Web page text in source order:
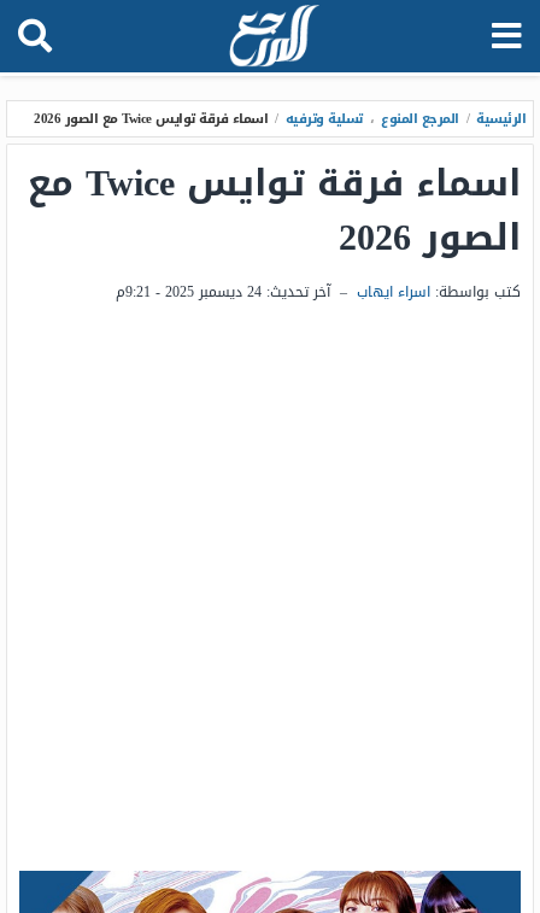
الرئيسية / المرجع المنوع ، تسلية وترفيه / اسماء فرقة توايس Twice مع الصور 2026
اسماء فرقة توايس Twice مع
الصور 2026
كتب بواسطة: اسراء ايهاب – آخر تحديث: 24 ديسمبر 2025 - 9:21م